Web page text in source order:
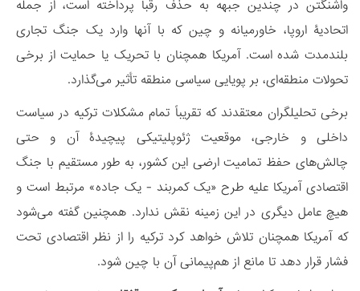
واشنگتن در چندین جبهه به حذف رقبا پرداخته است، از جمله
اتحادیۀ اروپا، خاورمیانه و چین که با آنها وارد یک جنگ تجاری
بلندمدت شده است. آمریکا همچنان با تحریک یا حمایت از برخی
تحولات منطقه‌ای، بر پویایی سیاسی منطقه تأثیر می‌گذارد.
برخی تحلیلگران معتقدند که تقریباً تمام مشکلات ترکیه در سیاست
داخلی و خارجی، موقعیت ژئوپلیتیکی پیچیدۀ آن و حتی
چالش‌های حفظ تمامیت ارضی این کشور، به طور مستقیم با جنگ
اقتصادی آمریکا علیه طرح «یک کمربند - یک جاده» مرتبط است و
هیچ عامل دیگری در این زمینه نقش ندارد. همچنین گفته می‌شود
که آمریکا همچنان تلاش خواهد کرد ترکیه را از نظر اقتصادی تحت
فشار قرار دهد تا مانع از هم‌پیمانی آن با چین شود.